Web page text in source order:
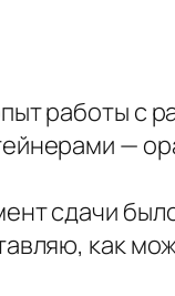
работы с
—
сдачи
как